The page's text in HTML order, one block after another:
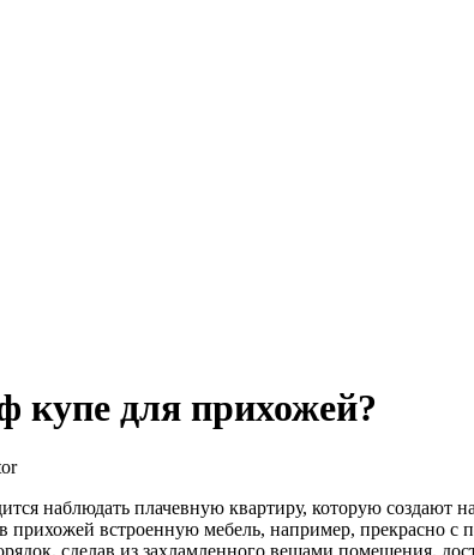
для прихожей?
наблюдать плачевную квартиру, которую
прихожей встроенную мебель, например, прекрасно
сделав из захламленного вещами помещения,